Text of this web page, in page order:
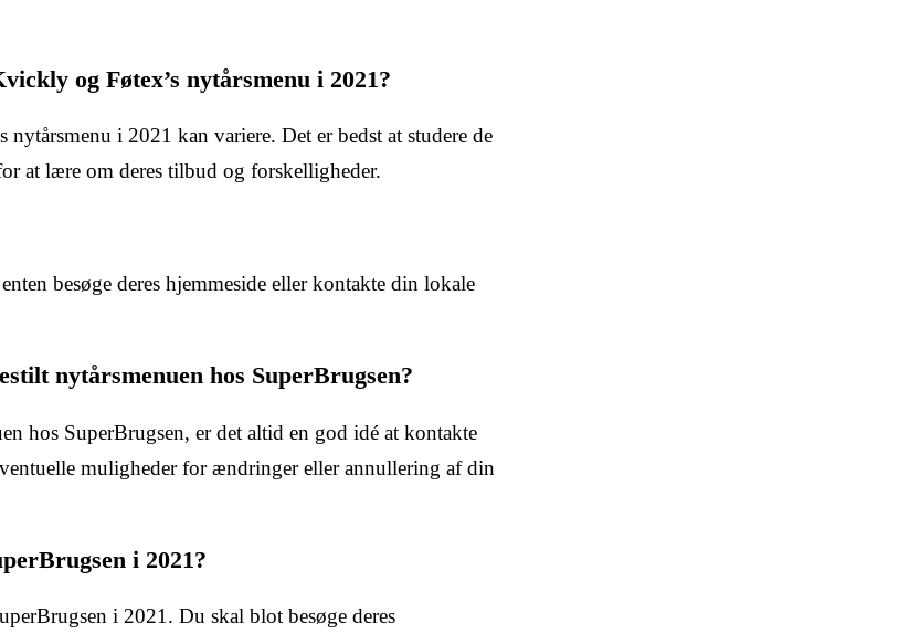
og Føtex’s nytårsmenu i 2021?
i 2021 kan variere. Det er bedst at studere de
at lære om deres tilbud og forskelligheder.
besøge deres hjemmeside eller kontakte din lokale
nytårsmenuen hos SuperBrugsen?
hos SuperBrugsen, er det altid en god idé at kontakte
muligheder for ændringer eller annullering af din
i 2021?
i 2021. Du skal blot besøge deres